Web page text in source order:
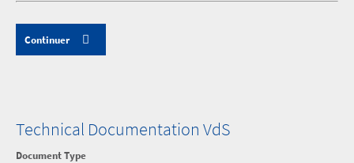
Technical Documentation VdS
Document Type